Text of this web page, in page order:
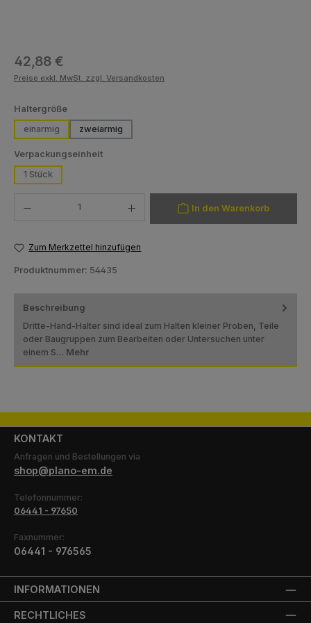
Regulärer Preis:
42,88 €
Preise exkl. MwSt. zzgl. Versandkosten
Haltergrößeauswählen
einarmig
zweiarmig
Verpackungseinheitauswählen
1 Stück
In den Warenkorb
Zum Merkzettel hinzufügen
Produktnummer: 54435
Beschreibung
Dritte-Hand-Halter sind ideal zum Halten kleiner Proben, Teile
oder Baugruppen zum Bearbeiten oder Untersuchen unter
einem S… Mehr
KONTAKT
Anfragen und Bestellungen via
shop@plano-em.de
Telefonnummer:
06441 - 97650
Faxnummer:
06441 - 976565
INFORMATIONEN
RECHTLICHES